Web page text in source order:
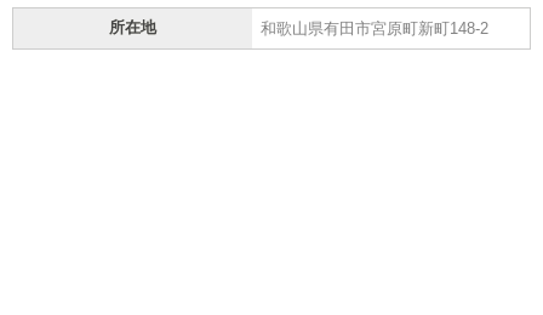
所在地 和歌山県有田市宮原町新町148-2